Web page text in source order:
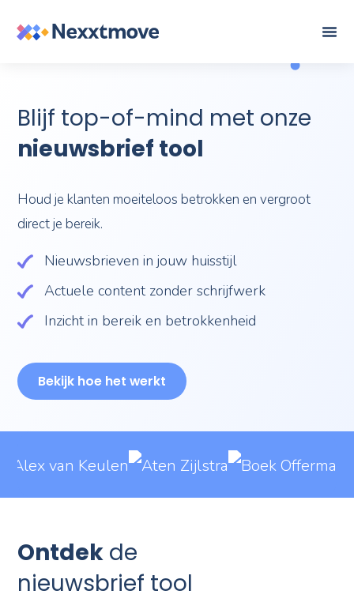
Blijf top-of-mind met onze
nieuwsbrief tool
Houd je klanten moeiteloos betrokken en vergroot
direct je bereik.
Nieuwsbrieven in jouw huisstijl
Actuele content zonder schrijfwerk
Inzicht in bereik en betrokkenheid
Bekijk hoe het werkt
Ontdek de
nieuwsbrief tool